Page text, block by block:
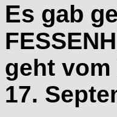
Es gab
geht
17.